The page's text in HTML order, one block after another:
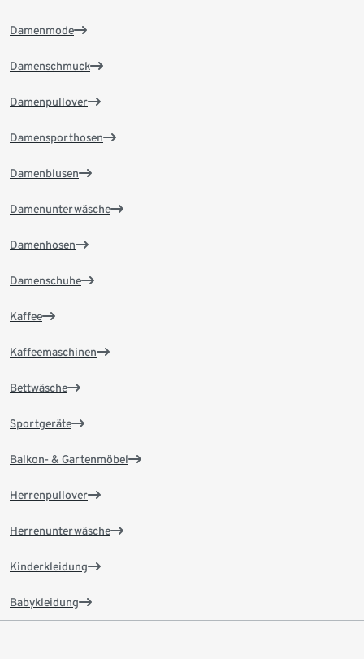
Damenmode
Damenschmuck
Damenpullover
Damensporthosen
Damenblusen
Damenunterwäsche
Damenhosen
Damenschuhe
Kaffee
Kaffeemaschinen
Bettwäsche
Sportgeräte
Balkon- & Gartenmöbel
Herrenpullover
Herrenunterwäsche
Kinderkleidung
Babykleidung